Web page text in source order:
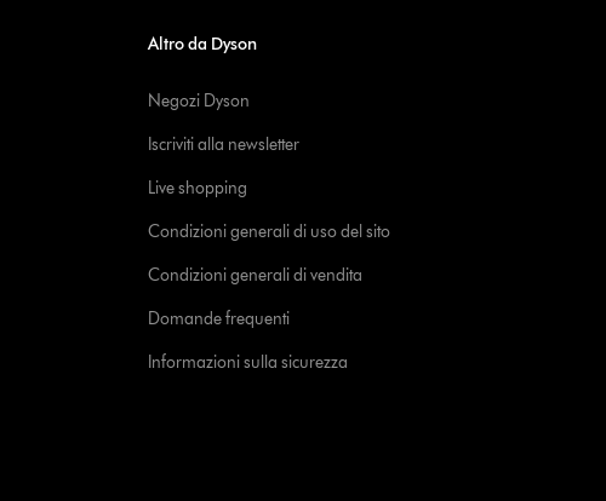
Altro da Dyson
Negozi Dyson
Iscriviti alla newsletter
Live shopping
Condizioni generali di uso del sito
Condizioni generali di vendita
Domande frequenti
Informazioni sulla sicurezza